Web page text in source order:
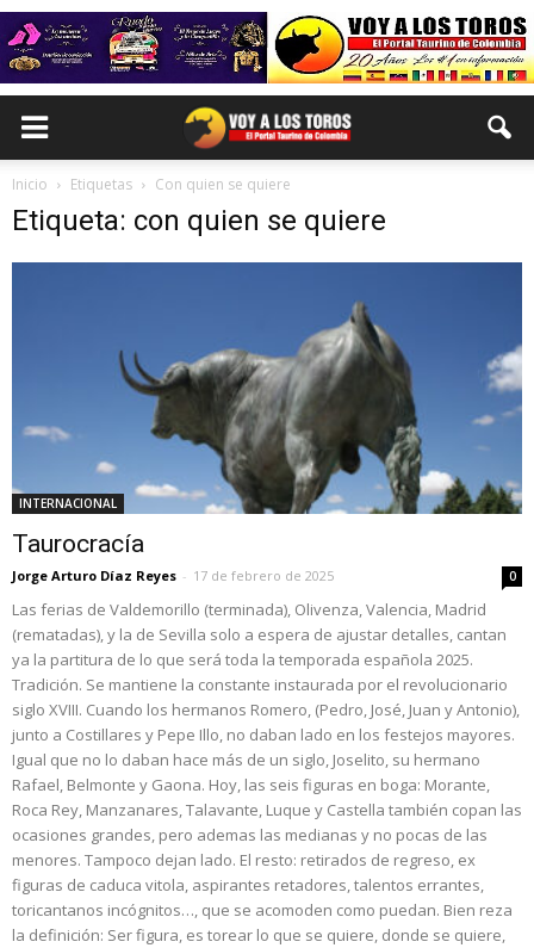
Inicio Etiquetas Con quien se quiere
Etiqueta: con quien se quiere
INTERNACIONAL
Taurocracía
Jorge Arturo Díaz Reyes - 17 de febrero de 2025 0
Las ferias de Valdemorillo (terminada), Olivenza, Valencia, Madrid
(rematadas), y la de Sevilla solo a espera de ajustar detalles, cantan
ya la partitura de lo que será toda la temporada española 2025.
Tradición. Se mantiene la constante instaurada por el revolucionario
siglo XVIII. Cuando los hermanos Romero, (Pedro, José, Juan y Antonio),
junto a Costillares y Pepe Illo, no daban lado en los festejos mayores.
Igual que no lo daban hace más de un siglo, Joselito, su hermano
Rafael, Belmonte y Gaona. Hoy, las seis figuras en boga: Morante,
Roca Rey, Manzanares, Talavante, Luque y Castella también copan las
ocasiones grandes, pero ademas las medianas y no pocas de las
menores. Tampoco dejan lado. El resto: retirados de regreso, ex
figuras de caduca vitola, aspirantes retadores, talentos errantes,
toricantanos incógnitos…, que se acomoden como puedan. Bien reza
la definición: Ser figura, es torear lo que se quiere, donde se quiere,